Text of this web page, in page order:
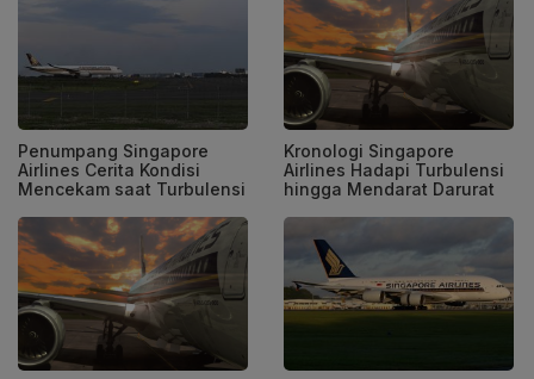
Penumpang Singapore
Airlines Cerita Kondisi
Mencekam saat Turbulensi
Kronologi Singapore
Airlines Hadapi Turbulensi
hingga Mendarat Darurat